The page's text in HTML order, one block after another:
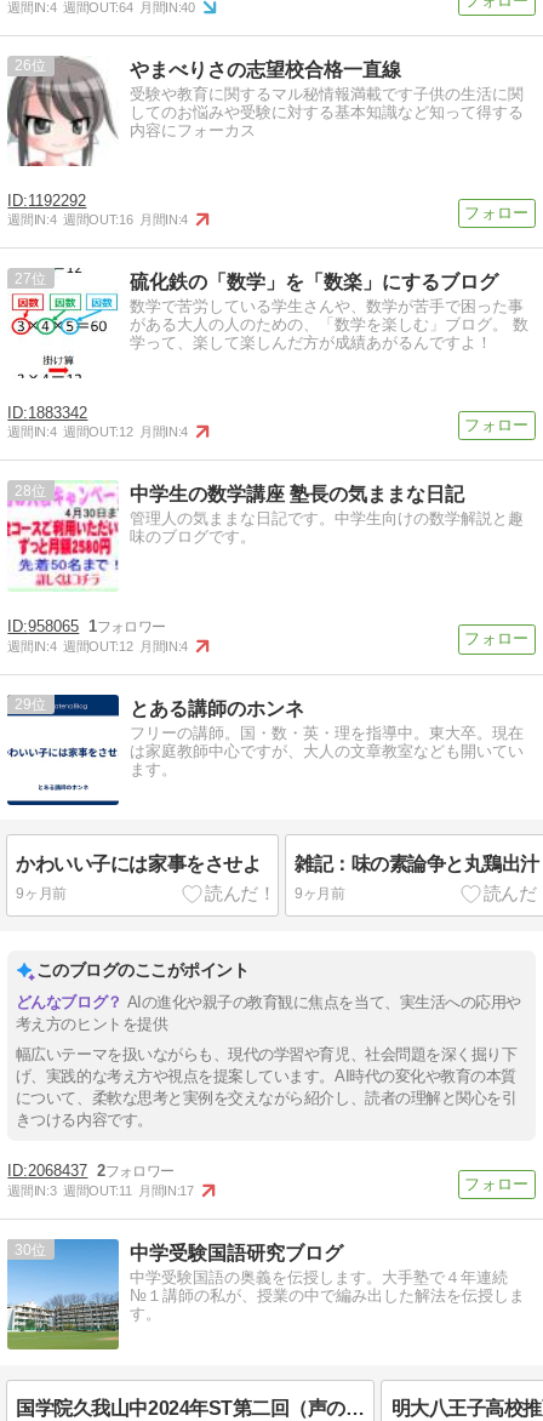
週間IN:4 週間OUT:64 月間IN:40
26 やまべりさの志望校合格一直線
受験や教育に関するマル秘情報満載です子供の生活に関
してのお悩みや受験に対する基本知識など知って得する
内容にフォーカス
1192292
週間IN:4 週間OUT:16 月間IN:4
27 硫化鉄の「数学」を「数楽」にするブログ
数学で苦労している学生さんや、数学が苦手で困った事
がある大人の人のための、「数学を楽しむ」ブログ。 数
学って、楽して楽しんだ方が成績あがるんですよ！
1883342
週間IN:4 週間OUT:12 月間IN:4
28 中学生の数学講座 塾長の気ままな日記
管理人の気ままな日記です。中学生向けの数学解説と趣
味のブログです。
958065 1
週間IN:4 週間OUT:12 月間IN:4
29 とある講師のホンネ
フリーの講師。国・数・英・理を指導中。東大卒。現在
は家庭教師中心ですが、大人の文章教室なども開いてい
ます。
かわいい子には家事をさせよ
9ヶ月前
雑記：味の素論争と丸鶏出汁
9ヶ月前
このブログのここがポイント
AIの進化や親子の教育観に焦点を当て、実生活への応用や
考え方のヒントを提供
幅広いテーマを扱いながらも、現代の学習や育児、社会問題を深く掘り下
げ、実践的な考え方や視点を提案しています。AI時代の変化や教育の本質
について、柔軟な思考と実例を交えながら紹介し、読者の理解と関心を引
きつける内容です。
2068437 2
週間IN:3 週間OUT:11 月間IN:17
30 中学受験国語研究ブログ
中学受験国語の奥義を伝授します。大手塾で４年連続
№１講師の私が、授業の中で編み出した解法を伝授しま
す。
国学院久我山中2024年ST第二回（声の教育社版には解説がありません） 明大八王子高校